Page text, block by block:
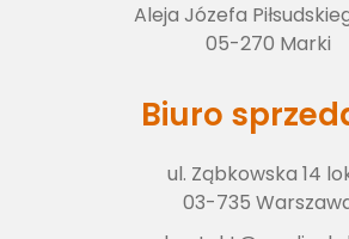
Kontakt
Aleja Józefa
05-270 Marki
Biuro
ul. Ząbkowska 14
03-735